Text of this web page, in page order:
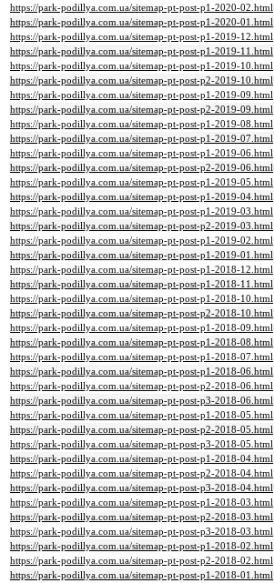
https://park-podillya.com.ua/sitemap-pt-post-p1-2020-02.html
https://park-podillya.com.ua/sitemap-pt-post-p1-2020-01.html
https://park-podillya.com.ua/sitemap-pt-post-p1-2019-12.html
https://park-podillya.com.ua/sitemap-pt-post-p1-2019-11.html
https://park-podillya.com.ua/sitemap-pt-post-p1-2019-10.html
https://park-podillya.com.ua/sitemap-pt-post-p2-2019-10.html
https://park-podillya.com.ua/sitemap-pt-post-p1-2019-09.html
https://park-podillya.com.ua/sitemap-pt-post-p2-2019-09.html
https://park-podillya.com.ua/sitemap-pt-post-p1-2019-08.html
https://park-podillya.com.ua/sitemap-pt-post-p1-2019-07.html
https://park-podillya.com.ua/sitemap-pt-post-p1-2019-06.html
https://park-podillya.com.ua/sitemap-pt-post-p2-2019-06.html
https://park-podillya.com.ua/sitemap-pt-post-p1-2019-05.html
https://park-podillya.com.ua/sitemap-pt-post-p1-2019-04.html
https://park-podillya.com.ua/sitemap-pt-post-p1-2019-03.html
https://park-podillya.com.ua/sitemap-pt-post-p2-2019-03.html
https://park-podillya.com.ua/sitemap-pt-post-p1-2019-02.html
https://park-podillya.com.ua/sitemap-pt-post-p1-2019-01.html
https://park-podillya.com.ua/sitemap-pt-post-p1-2018-12.html
https://park-podillya.com.ua/sitemap-pt-post-p1-2018-11.html
https://park-podillya.com.ua/sitemap-pt-post-p1-2018-10.html
https://park-podillya.com.ua/sitemap-pt-post-p2-2018-10.html
https://park-podillya.com.ua/sitemap-pt-post-p1-2018-09.html
https://park-podillya.com.ua/sitemap-pt-post-p1-2018-08.html
https://park-podillya.com.ua/sitemap-pt-post-p1-2018-07.html
https://park-podillya.com.ua/sitemap-pt-post-p1-2018-06.html
https://park-podillya.com.ua/sitemap-pt-post-p2-2018-06.html
https://park-podillya.com.ua/sitemap-pt-post-p3-2018-06.html
https://park-podillya.com.ua/sitemap-pt-post-p1-2018-05.html
https://park-podillya.com.ua/sitemap-pt-post-p2-2018-05.html
https://park-podillya.com.ua/sitemap-pt-post-p3-2018-05.html
https://park-podillya.com.ua/sitemap-pt-post-p1-2018-04.html
https://park-podillya.com.ua/sitemap-pt-post-p2-2018-04.html
https://park-podillya.com.ua/sitemap-pt-post-p3-2018-04.html
https://park-podillya.com.ua/sitemap-pt-post-p1-2018-03.html
https://park-podillya.com.ua/sitemap-pt-post-p2-2018-03.html
https://park-podillya.com.ua/sitemap-pt-post-p3-2018-03.html
https://park-podillya.com.ua/sitemap-pt-post-p1-2018-02.html
https://park-podillya.com.ua/sitemap-pt-post-p2-2018-02.html
https://park-podillya.com.ua/sitemap-pt-post-p1-2018-01.html